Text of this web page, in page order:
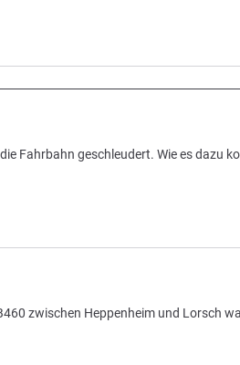
Fahrbahn geschleudert. Wie es dazu
zwischen Heppenheim und Lorsch